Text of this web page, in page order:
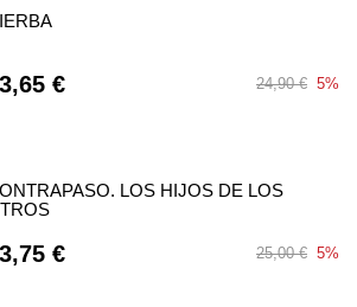
€ 24,90 € 5%
LOS HIJOS DE LOS
€ 25,00 € 5%